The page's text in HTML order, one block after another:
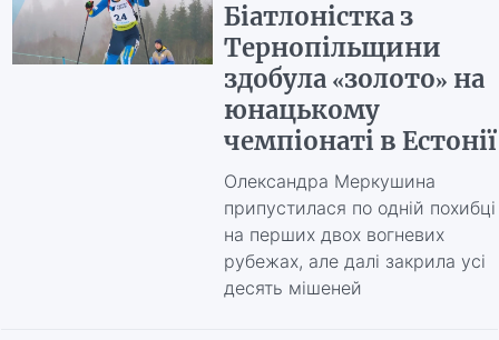
Біатлоністка з
Тернопільщини
здобула «золото» на
юнацькому
чемпіонаті в Естонії
Олександра Меркушина
припустилася по одній похибці
на перших двох вогневих
рубежах, але далі закрила усі
десять мішеней